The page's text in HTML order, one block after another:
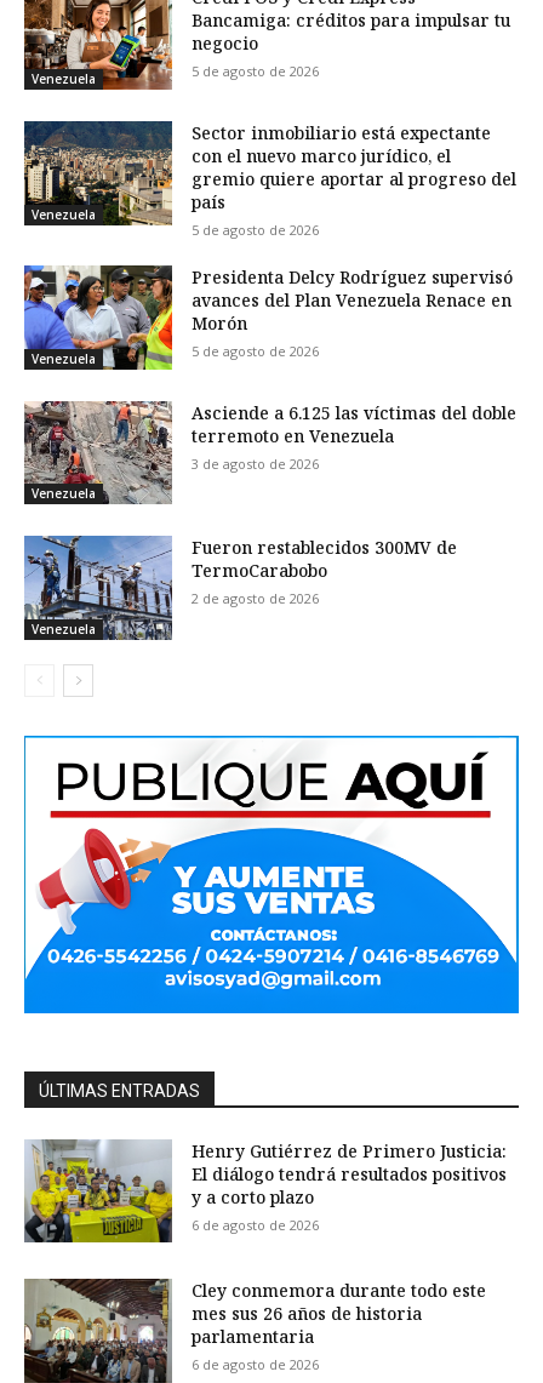
Venezuela
Bancamiga: créditos para impulsar tu
negocio
5 de agosto de 2026
Venezuela
Sector inmobiliario está expectante
con el nuevo marco jurídico, el
gremio quiere aportar al progreso del
país
5 de agosto de 2026
Venezuela
Presidenta Delcy Rodríguez supervisó
avances del Plan Venezuela Renace en
Morón
5 de agosto de 2026
Venezuela
Asciende a 6.125 las víctimas del doble
terremoto en Venezuela
3 de agosto de 2026
Venezuela
Fueron restablecidos 300MV de
TermoCarabobo
2 de agosto de 2026
ÚLTIMAS ENTRADAS
Henry Gutiérrez de Primero Justicia:
El diálogo tendrá resultados positivos
y a corto plazo
6 de agosto de 2026
Cley conmemora durante todo este
mes sus 26 años de historia
parlamentaria
6 de agosto de 2026